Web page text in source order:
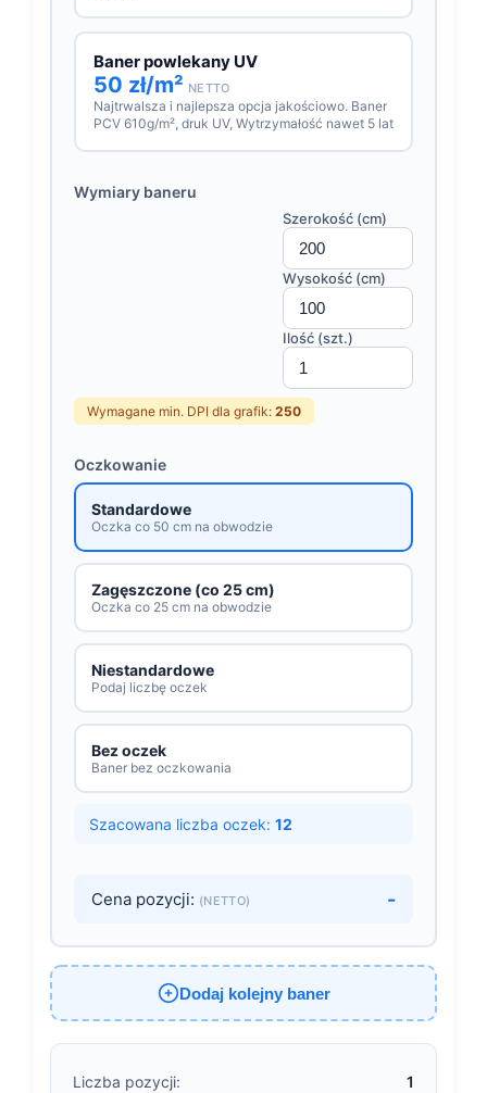
Baner powlekany UV
50 zł/m² NETTO
Najtrwalsza i najlepsza opcja jakościowo. Baner
PCV 610g/m², druk UV, Wytrzymałość nawet 5 lat
Wymiary baneru
Szerokość (cm)
Wysokość (cm)
Ilość (szt.)
Wymagane min. DPI dla grafik: 250
Oczkowanie
Standardowe
Oczka co 50 cm na obwodzie
Zagęszczone (co 25 cm)
Oczka co 25 cm na obwodzie
Niestandardowe
Podaj liczbę oczek
Bez oczek
Baner bez oczkowania
Szacowana liczba oczek: 12
Cena pozycji: (NETTO) -
Dodaj kolejny baner
Liczba pozycji:
1